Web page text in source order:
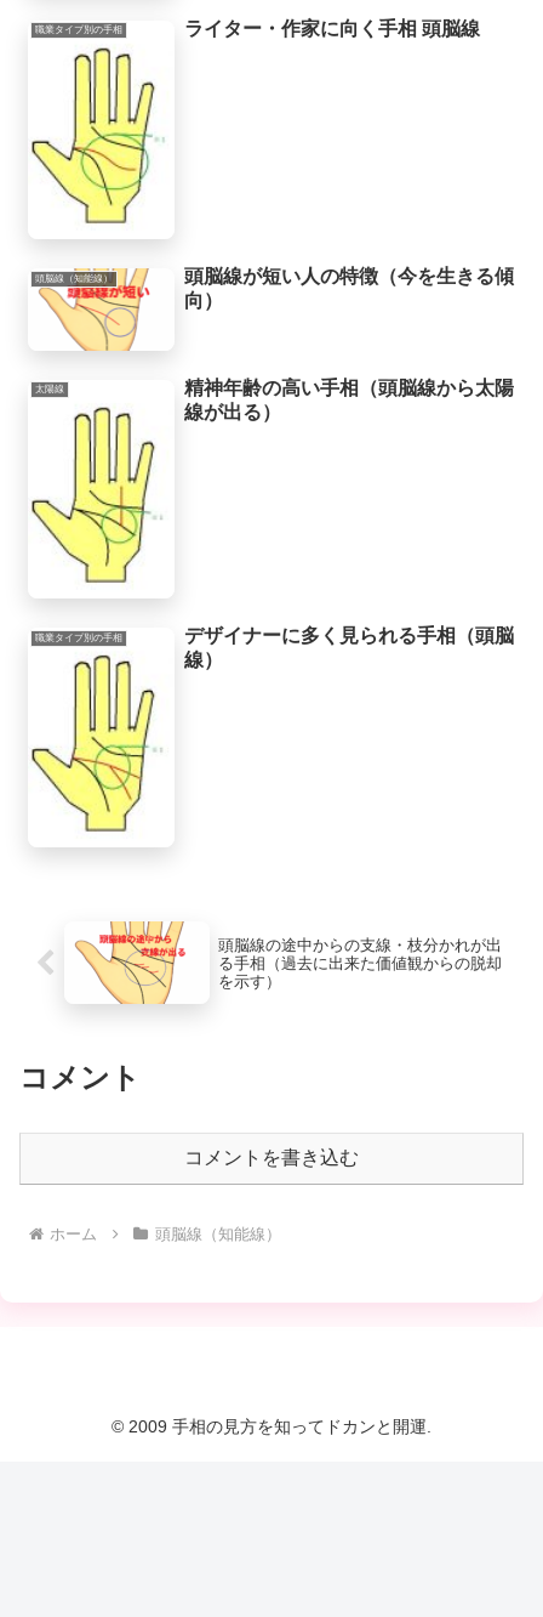
職業タイプ別の手相 ライター・作家に向く手相 頭脳線
頭脳線（知能線）
頭脳線が短い人の特徴（今を生きる傾
向）
太陽線
精神年齢の高い手相（頭脳線から太陽
線が出る）
職業タイプ別の手相
デザイナーに多く見られる手相（頭脳
線）
頭脳線の途中からの支線・枝分かれが出
る手相（過去に出来た価値観からの脱却
を示す）
コメント
コメントを書き込む
ホーム 頭脳線（知能線）
© 2009 手相の見方を知ってドカンと開運.